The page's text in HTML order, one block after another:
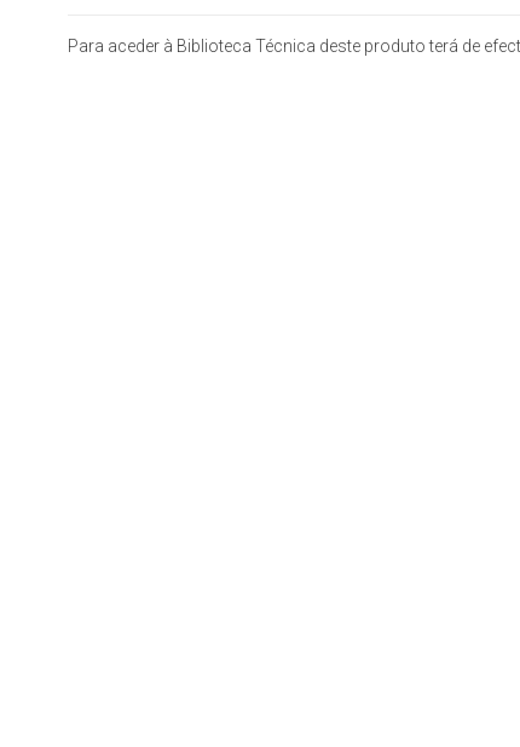
Para aceder à Biblioteca Técnica deste produto terá de